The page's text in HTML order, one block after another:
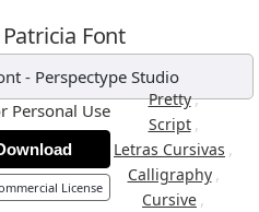
Font
- Perspectype Studio
Pretty,
Script ,
Letras Cursivas ,
Calligraphy ,
Cursive ,
Personal Use
License